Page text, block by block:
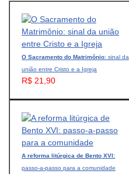
O Sacramento do Matrimônio: sinal da
união entre Cristo e a Igreja
R$ 21,90
A reforma litúrgica de Bento XVI:
passo-a-passo para a comunidade